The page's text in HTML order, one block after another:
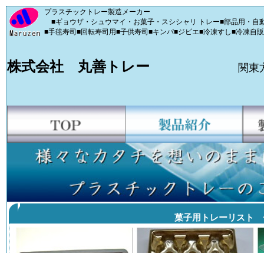
プラスチックトレー製造メーカー
■ギョウザ・シュウマイ・お菓子・スシシャリ トレー■部品用・自
■手毬寿司■回転寿司用■子供寿司■キンパ■ジビエ■冷凍すし■冷凍自
株式会社 丸善トレー 関東
菓子用トレーリスト